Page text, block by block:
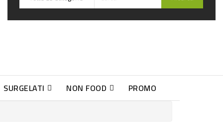
SURGELATI NON FOOD PROMO